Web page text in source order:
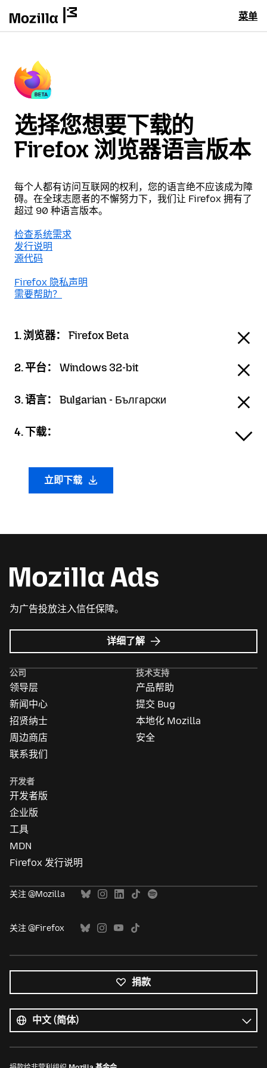
菜单
选择您想要下载的
Firefox 浏览器语言版本
每个人都有访问互联网的权利，您的语言绝不应该成为障
碍。在全球志愿者的不懈努力下，我们让 Firefox 拥有了
超过 90 种语言版本。
检查系统需求
发行说明
源代码
Firefox 隐私声明
需要帮助？
1. 浏览器： Firefox Beta
2. 平台： Windows 32-bit
3. 语言： Bulgarian - Български
4. 下载：
立即下载
为广告投放注入信任保障。
详细了解 Mozilla
广
公司
领导层
新闻中心
招贤纳士
周边商店
联系我们
技术支持
产品帮助
提交 Bug
本地化 Mozilla
安全
开发者
开发者版
企业版
工具
MDN
Firefox 发行说明
关注 @Mozilla
关注 @Firefox
捐款
有
语
言
语
言